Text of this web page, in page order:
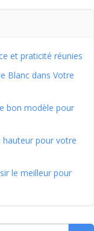
et praticité réunies
Blanc dans Votre
bon modèle pour
hauteur pour votre
le meilleur pour